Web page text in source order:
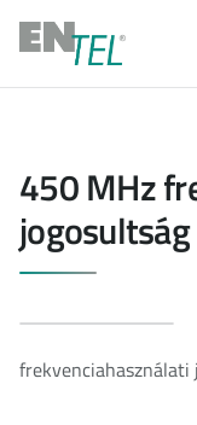
450 MHz
jogosultság
frekvenciahasználati